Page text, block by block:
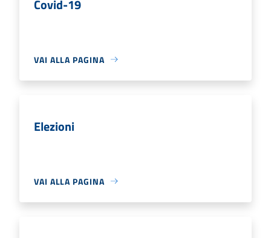
Covid-19
VAI ALLA PAGINA
Elezioni
VAI ALLA PAGINA